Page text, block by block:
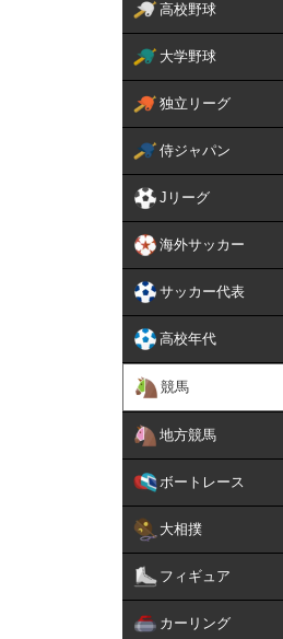
高校野球
大学野球
独立リーグ
侍ジャパン
Jリーグ
海外サッカー
サッカー代表
高校年代
競馬
地方競馬
ボートレース
大相撲
フィギュア
カーリング